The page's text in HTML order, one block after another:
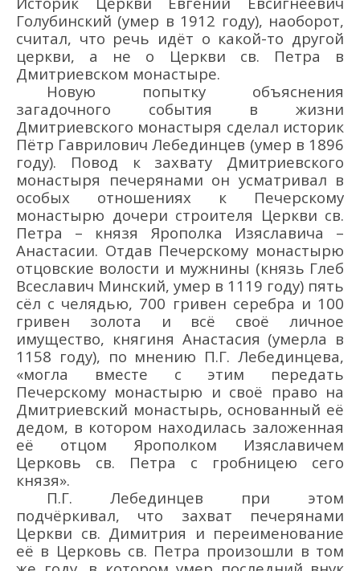
Голубинский (умер в 1912 году), наоборот,
считал, что речь идёт о какой-то другой
церкви, а не о Церкви св. Петра в
Дмитриевском монастыре.
Новую попытку объяснения
загадочного события в жизни
Дмитриевского монастыря сделал историк
Пётр Гаврилович Лебединцев (умер в 1896
году). Повод к захвату Дмитриевского
монастыря печерянами он усматривал в
особых отношениях к Печерскому
монастырю дочери строителя Церкви св.
Петра – князя Ярополка Изяславича –
Анастасии. Отдав Печерскому монастырю
отцовские волости и мужнины (князь Глеб
Всеславич Минский, умер в 1119 году) пять
сёл с челядью, 700 гривен серебра и 100
гривен золота и всё своё личное
имущество, княгиня Анастасия (умерла в
1158 году), по мнению П.Г. Лебединцева,
«могла вместе с этим передать
Печерскому монастырю и своё право на
Дмитриевский монастырь, основанный её
дедом, в котором находилась заложенная
её отцом Ярополком Изяславичем
Церковь св. Петра с гробницею сего
князя».
П.Г. Лебединцев при этом
подчёркивал, что захват печерянами
Церкви св. Димитрия и переименование
её в Церковь св. Петра произошли в том